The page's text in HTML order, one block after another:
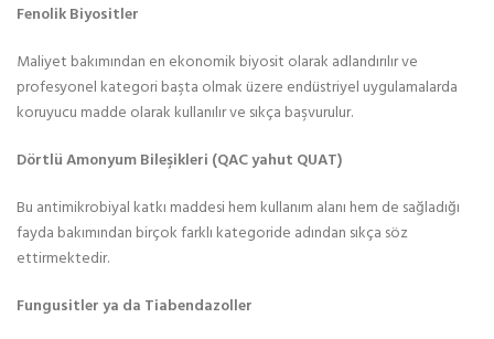
Fenolik Biyositler
Maliyet bakımından en ekonomik biyosit olarak adlandırılır ve
profesyonel kategori başta olmak üzere endüstriyel uygulamalarda
koruyucu madde olarak kullanılır ve sıkça başvurulur.
Dörtlü Amonyum Bileşikleri (QAC yahut QUAT)
Bu antimikrobiyal katkı maddesi hem kullanım alanı hem de sağladığı
fayda bakımından birçok farklı kategoride adından sıkça söz
ettirmektedir.
Fungusitler ya da Tiabendazoller